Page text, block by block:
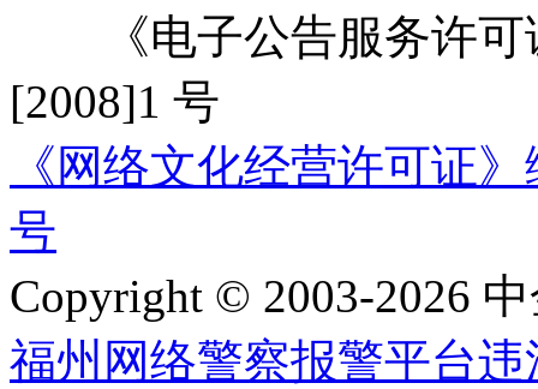
《电子公告服务许可
[2008]1 号
《网络文化经营许可证
号
Copyright © 2003-2026
福州网络警察报警平台违